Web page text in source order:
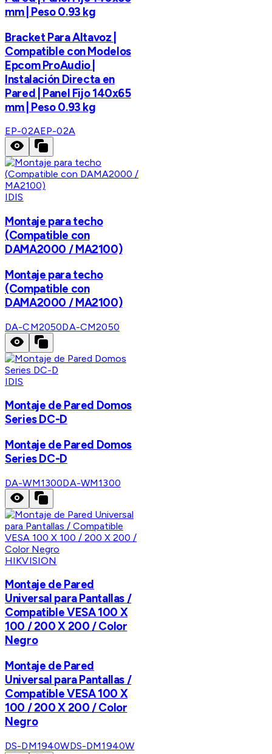
mm | Peso 0.93 kg
Bracket Para Altavoz |
Compatible con Modelos
Epcom ProAudio |
Instalación Directa en
Pared | Panel Fijo 140x65
mm | Peso 0.93 kg
EP-02AEP-02A
IDIS
Montaje para techo
(Compatible con
DAMA2000 / MA2100)
Montaje para techo
(Compatible con
DAMA2000 / MA2100)
DA-CM2050DA-CM2050
IDIS
Montaje de Pared Domos
Series DC-D
Montaje de Pared Domos
Series DC-D
DA-WM1300DA-WM1300
HIKVISION
Montaje de Pared
Universal para Pantallas /
Compatible VESA 100 X
100 / 200 X 200 / Color
Negro
Montaje de Pared
Universal para Pantallas /
Compatible VESA 100 X
100 / 200 X 200 / Color
Negro
DS-DM1940WDS-DM1940W